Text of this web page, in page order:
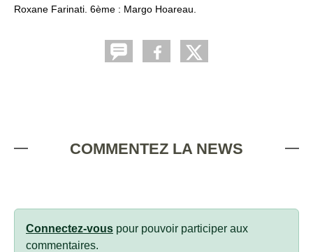
Roxane Farinati. 6ème : Margo Hoareau.
COMMENTEZ LA NEWS
Connectez-vous pour pouvoir participer aux
commentaires.